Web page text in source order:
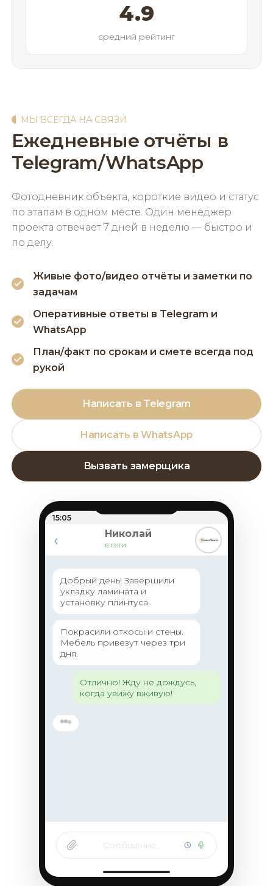
4.9
средний рейтинг
МЫ ВСЕГДА НА СВЯЗИ
Ежедневные отчёты в
Telegram/WhatsApp
Фотодневник объекта, короткие видео и статус
по этапам в одном месте. Один менеджер
проекта отвечает 7 дней в неделю — быстро и
по делу.
Живые фото/видео отчёты и заметки по
задачам
Оперативные ответы в Telegram и
WhatsApp
План/факт по срокам и смете всегда под
рукой
Написать в Telegram
Написать в WhatsApp
Вызвать замерщика
15:05
‹ Николай
в сети
Добрый день! Завершили
укладку ламината и
установку плинтуса.
Покрасили откосы и стены.
Мебель привезут через три
дня.
Отлично! Жду не дождусь,
когда увижу вживую!
Сообщение…